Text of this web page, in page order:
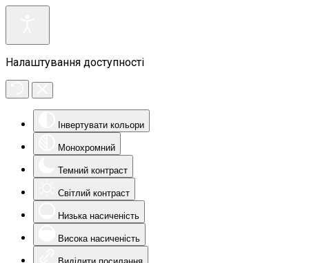
Налаштування доступності
Інвертувати кольори
Монохромний
Темний контраст
Світлий контраст
Низька насиченість
Висока насиченість